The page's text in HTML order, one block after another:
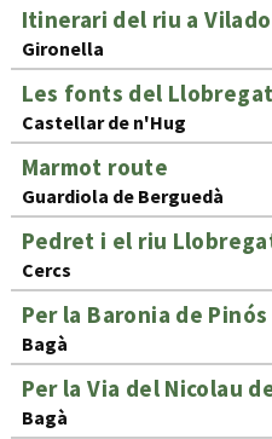
Itinerari del riu a
Gironella
Les fonts del
Castellar de n'Hug
Marmot route
Guardiola de Berguedà
Pedret i el riu
Cercs
Per la Baronia de Pinós
Bagà
Per la Via del Nicolau
Bagà